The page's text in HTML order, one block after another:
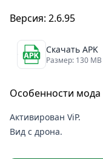
выполнена с
предлагает
Музыка и звуки
Почему стоит
Захватывающий
соревноваться с
Версия: 2.6.95
Скачать APK
Размер: 130 MB
Особенности мода
Активирован ViP.
Вид с дрона.